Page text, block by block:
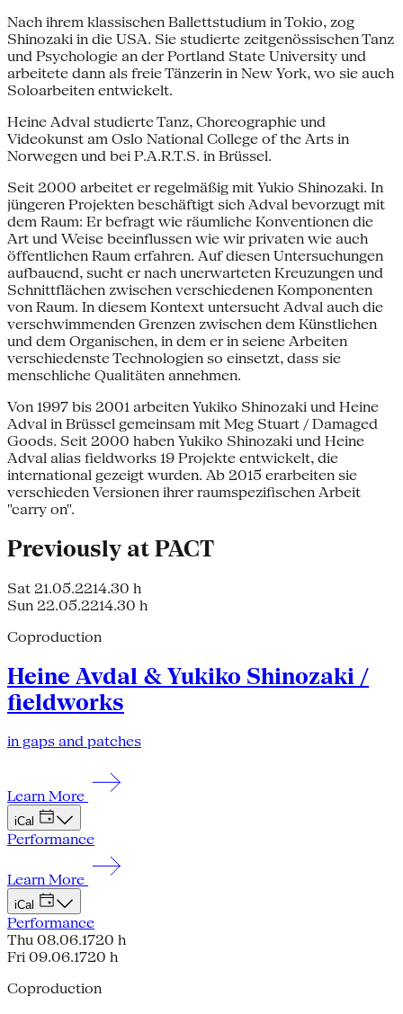
Nach ihrem klassischen Ballettstudium in Tokio, zog
Shinozaki in die USA. Sie studierte zeitgenössischen Tanz
und Psychologie an der Portland State University und
arbeitete dann als freie Tänzerin in New York, wo sie auch
Soloarbeiten entwickelt.
Heine Adval studierte Tanz, Choreographie und
Videokunst am Oslo National College of the Arts in
Norwegen und bei P.A.R.T.S. in Brüssel.
Seit 2000 arbeitet er regelmäßig mit Yukio Shinozaki. In
jüngeren Projekten beschäftigt sich Adval bevorzugt mit
dem Raum: Er befragt wie räumliche Konventionen die
Art und Weise beeinflussen wie wir privaten wie auch
öffentlichen Raum erfahren. Auf diesen Untersuchungen
aufbauend, sucht er nach unerwarteten Kreuzungen und
Schnittflächen zwischen verschiedenen Komponenten
von Raum. In diesem Kontext untersucht Adval auch die
verschwimmenden Grenzen zwischen dem Künstlichen
und dem Organischen, in dem er in seiene Arbeiten
verschiedenste Technologien so einsetzt, dass sie
menschliche Qualitäten annehmen.
Von 1997 bis 2001 arbeiten Yukiko Shinozaki und Heine
Adval in Brüssel gemeinsam mit Meg Stuart / Damaged
Goods. Seit 2000 haben Yukiko Shinozaki und Heine
Adval alias fieldworks 19 Projekte entwickelt, die
international gezeigt wurden. Ab 2015 erarbeiten sie
verschieden Versionen ihrer raumspezifischen Arbeit
"carry on".
Previously at PACT
Sat 21.05.2214.30 h
Sun 22.05.2214.30 h
Coproduction
Heine Avdal & Yukiko Shinozaki /
fieldworks
in gaps and patches
Learn More
iCal
Performance
Learn More
iCal
Performance
Thu 08.06.1720 h
Fri 09.06.1720 h
Coproduction